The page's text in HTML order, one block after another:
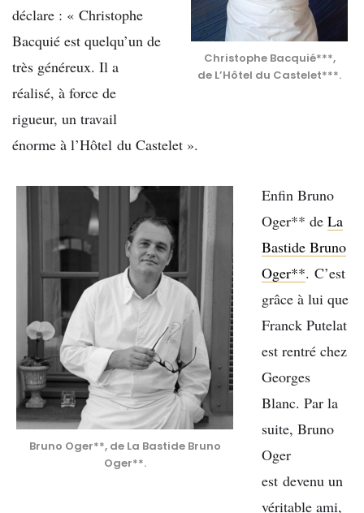
Christophe Bacquié***,
de L’Hôtel du Castelet***.
déclare : « Christophe
Bacquié est quelqu’un de
très généreux. Il a
réalisé, à force de
rigueur, un travail
énorme à l’Hôtel du Castelet ».
Bruno Oger**, de La Bastide Bruno
Oger**.
Enfin Bruno
Oger** de La
Bastide Bruno
Oger**. C’est
grâce à lui que
Franck Putelat
est rentré chez
Georges
Blanc. Par la
suite, Bruno
Oger
est devenu un
véritable ami,